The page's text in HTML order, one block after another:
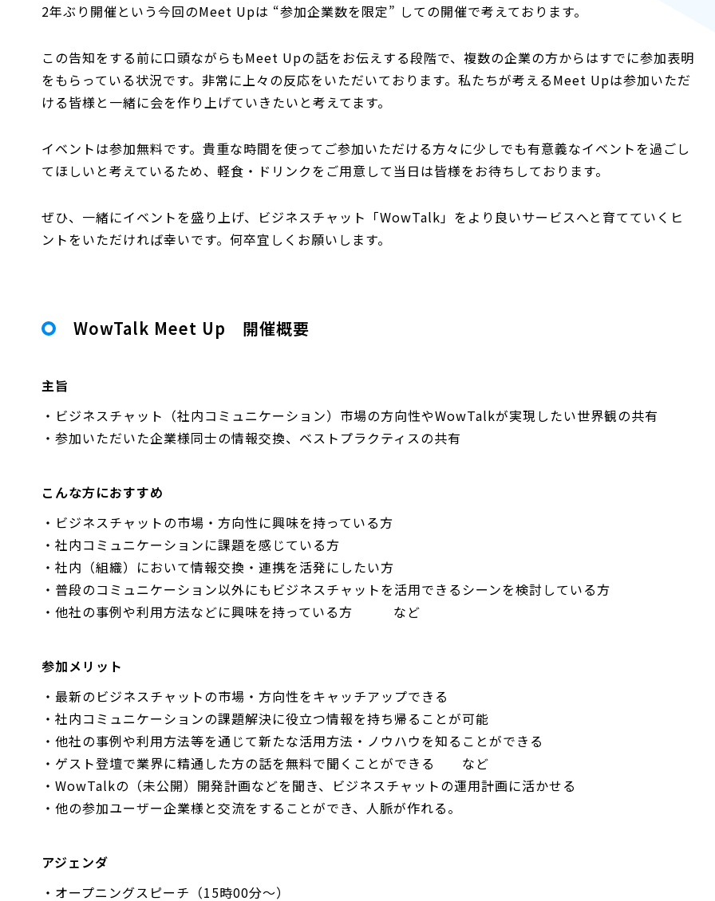
2年ぶり開催という今回のMeet Upは “参加企業数を限定” しての開催で考えております。
この告知をする前に口頭ながらもMeet Upの話をお伝えする段階で、複数の企業の方からはすでに参加表明
をもらっている状況です。非常に上々の反応をいただいております。私たちが考えるMeet Upは参加いただ
ける皆様と一緒に会を作り上げていきたいと考えてます。
イベントは参加無料です。貴重な時間を使ってご参加いただける方々に少しでも有意義なイベントを過ごし
てほしいと考えているため、軽食・ドリンクをご用意して当日は皆様をお待ちしております。
ぜひ、一緒にイベントを盛り上げ、ビジネスチャット「WowTalk」をより良いサービスへと育てていくヒ
ントをいただければ幸いです。何卒宜しくお願いします。
WowTalk Meet Up 開催概要
主旨
・ビジネスチャット（社内コミュニケーション）市場の方向性やWowTalkが実現したい世界観の共有
・参加いただいた企業様同士の情報交換、ベストプラクティスの共有
こんな方におすすめ
・ビジネスチャットの市場・方向性に興味を持っている方
・社内コミュニケーションに課題を感じている方
・社内（組織）において情報交換・連携を活発にしたい方
・普段のコミュニケーション以外にもビジネスチャットを活用できるシーンを検討している方
・他社の事例や利用方法などに興味を持っている方 など
参加メリット
・最新のビジネスチャットの市場・方向性をキャッチアップできる
・社内コミュニケーションの課題解決に役立つ情報を持ち帰ることが可能
・他社の事例や利用方法等を通じて新たな活用方法・ノウハウを知ることができる
・ゲスト登壇で業界に精通した方の話を無料で聞くことができる など
・WowTalkの（未公開）開発計画などを聞き、ビジネスチャットの運用計画に活かせる
・他の参加ユーザー企業様と交流をすることができ、人脈が作れる。
アジェンダ
・オープニングスピーチ（15時00分～）